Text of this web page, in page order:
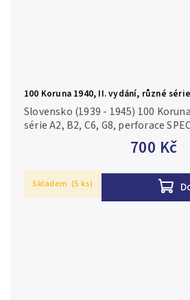
100 Koruna 1940, II. vydání, různé
700 Kč
Slovensko (1939 - 1945) 100
série A2, B2, C6, G8, perforace
Hej.49a1.S1, ilustrační foto N/UNC
Skladem (5 ks)